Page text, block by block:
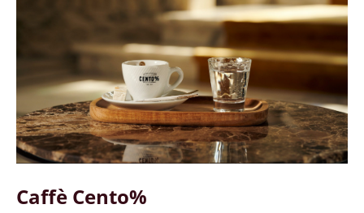
Caffè Cento%